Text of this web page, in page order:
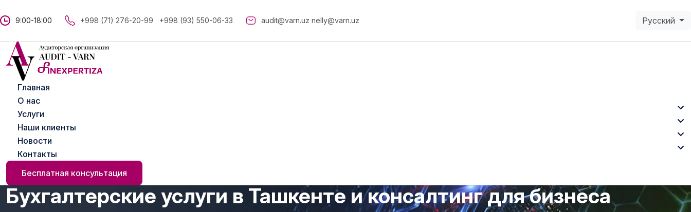
9:00-18:00 +998 (71) 276-20-99 +998 (93) 550-06-33 audit@varn.uz nelly@varn.uz Русский
Главная
О нас
Услуги
Наши клиенты
Новости
Контакты
Бесплатная консультация
Бухгалтерские услуги в Ташкенте и консалтинг для бизнеса